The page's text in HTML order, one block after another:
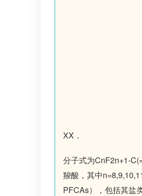
XX．
分子式为CnF2n+1-
羧酸，其中
PFCAs），包括其盐